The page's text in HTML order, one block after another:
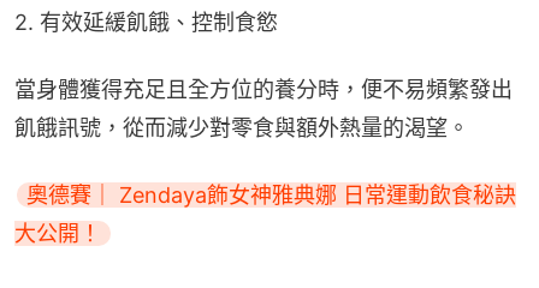
2. 有效延緩飢餓、控制食慾
當身體獲得充足且全方位的養分時，便不易頻繁發出
飢餓訊號，從而減少對零食與額外熱量的渴望。
奧德賽｜ Zendaya飾女神雅典娜 日常運動飲食秘訣
大公開！